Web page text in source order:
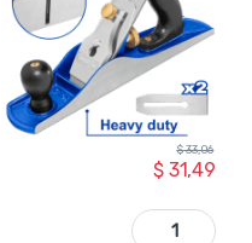
$31,49
$33,06
WSF2506 - فارة نجار نمرة 6 طول 45 سم مع شفرة عدد 2 موديل حديث ماركة WADFOW quantity